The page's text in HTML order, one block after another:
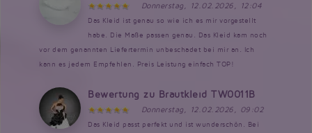
Donnerstag, 12.02.2026, 12:04
Das Kleid ist genau so wie ich es mir vorgestellt
habe. Die Maße passen genau. Das Kleid kam noch
vor dem genannten Liefertermin unbeschadet bei mir an. Ich
kann es jedem Empfehlen. Preis Leistung einfach TOP!
Bewertung zu Brautkleid TW0011B
Donnerstag, 12.02.2026, 09:02
Das Kleid passt perfekt und ist wunderschön. Bei